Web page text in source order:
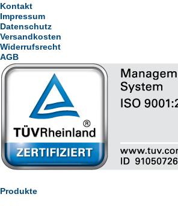
Kontakt
Impressum
Datenschutz
Versandkosten
Widerrufsrecht
AGB
Produkte